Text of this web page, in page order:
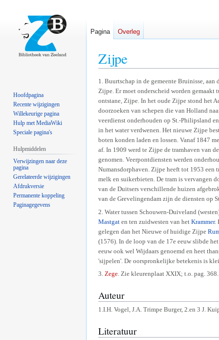
Zijpe
Naar
navigatie
springen
Naar
zoeken
springen
1. Buurtschap in de gemeente Bruinisse,
Zijpe. Er moet onderscheid worden gemaakt
ontstane, Zijpe. In het oude Zijpe stond het
doorzoeken van schepen die van Holland
veerdienst onderhouden op St.-Philipsland
in het water verdwenen. Het nieuwe Zijpe
boten konden laden en lossen. Vanaf 1847
af. In 1909 werd te Zijpe de tramhaven van
genomen. Veerpontdiensten werden
Numansdorphaven. Zijpe heeft tot 1953 een
melk en suikerbieten. De tram is vervangen
van de Duitsers verschillende huizen
van de Grevelingendam zijn de diensten op
2. Water tussen Schouwen-Duiveland
Mastgat en ten zuidwesten van het Krammer.
gelegen dan het Nieuwe of huidige Zijpe
(1576). In de loop van de 17e eeuw slibde
eeuw ook wel Wijdaars genoemd en heet
'sijpelen'. De oorspronkelijke betekenis is
3. Zege. Zie kleurenplaat XXIX; t.o. pag. 368.
Auteur
1.I.H. Vogel, J.A. Trimpe Burger, 2.en 3 J.
Literatuur
Pagina Overleg
Hoofdpagina
Recente wijzigingen
Willekeurige pagina
Hulp met MediaWiki
Speciale pagina's
Hulpmiddelen
Verwijzingen naar deze
pagina
Gerelateerde wijzigingen
Afdrukversie
Permanente koppeling
Paginagegevens